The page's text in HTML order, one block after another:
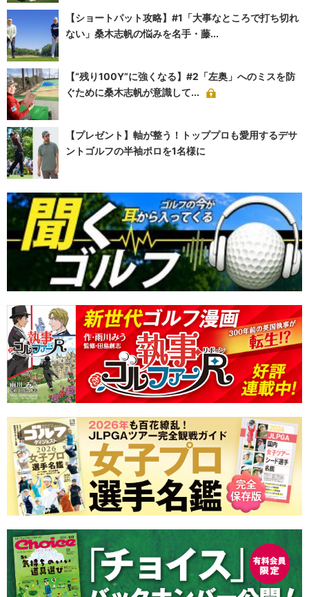
【ショートパット攻略】#1「大事なところで打ち切れ
ない」桑木志帆の悩みを名手・藤...
【“残り100Y”に強くなる】#2「左奥」へのミスを防
ぐために桑木志帆が意識して...
【プレゼント】軸が整う！トッププロも愛用するデサ
ントゴルフの半袖ポロを1名様に